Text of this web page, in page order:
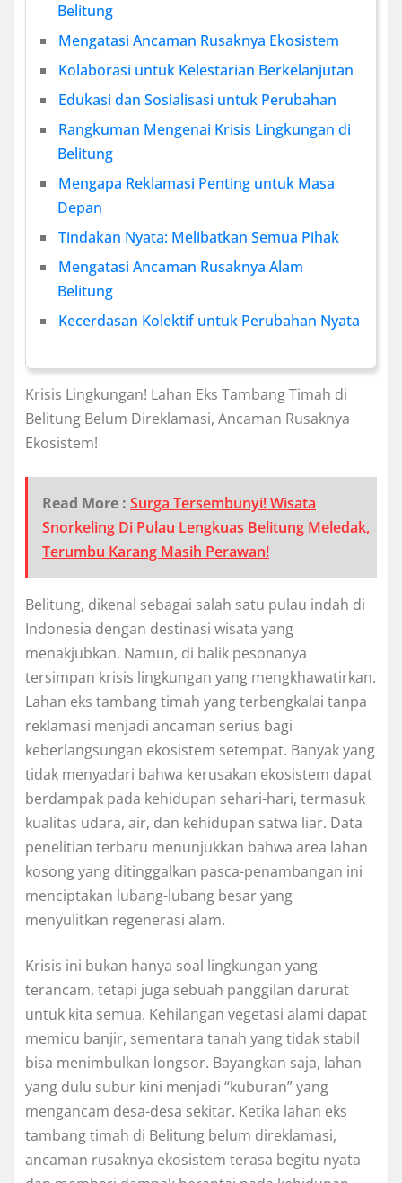
Belitung
Mengatasi Ancaman Rusaknya Ekosistem
Kolaborasi untuk Kelestarian Berkelanjutan
Edukasi dan Sosialisasi untuk Perubahan
Rangkuman Mengenai Krisis Lingkungan di
Belitung
Mengapa Reklamasi Penting untuk Masa
Depan
Tindakan Nyata: Melibatkan Semua Pihak
Mengatasi Ancaman Rusaknya Alam
Belitung
Kecerdasan Kolektif untuk Perubahan Nyata
Krisis Lingkungan! Lahan Eks Tambang Timah di
Belitung Belum Direklamasi, Ancaman Rusaknya
Ekosistem!
Read More : Surga Tersembunyi! Wisata
Snorkeling Di Pulau Lengkuas Belitung Meledak,
Terumbu Karang Masih Perawan!
Belitung, dikenal sebagai salah satu pulau indah di
Indonesia dengan destinasi wisata yang
menakjubkan. Namun, di balik pesonanya
tersimpan krisis lingkungan yang mengkhawatirkan.
Lahan eks tambang timah yang terbengkalai tanpa
reklamasi menjadi ancaman serius bagi
keberlangsungan ekosistem setempat. Banyak yang
tidak menyadari bahwa kerusakan ekosistem dapat
berdampak pada kehidupan sehari-hari, termasuk
kualitas udara, air, dan kehidupan satwa liar. Data
penelitian terbaru menunjukkan bahwa area lahan
kosong yang ditinggalkan pasca-penambangan ini
menciptakan lubang-lubang besar yang
menyulitkan regenerasi alam.
Krisis ini bukan hanya soal lingkungan yang
terancam, tetapi juga sebuah panggilan darurat
untuk kita semua. Kehilangan vegetasi alami dapat
memicu banjir, sementara tanah yang tidak stabil
bisa menimbulkan longsor. Bayangkan saja, lahan
yang dulu subur kini menjadi “kuburan” yang
mengancam desa-desa sekitar. Ketika lahan eks
tambang timah di Belitung belum direklamasi,
ancaman rusaknya ekosistem terasa begitu nyata